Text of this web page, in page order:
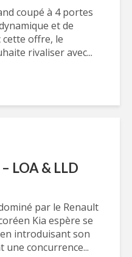
coupé à 4 portes
et de
cette offre, le
rivaliser avec...
LOA & LLD
par le Renault
Kia espère se
introduisant son
une concurrence...